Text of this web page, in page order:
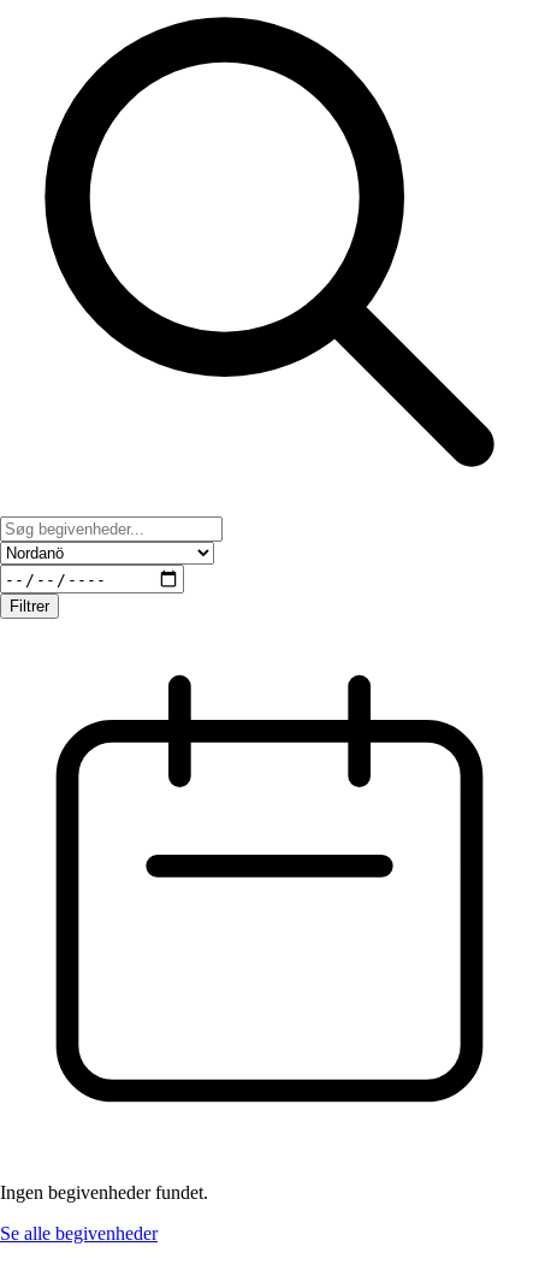
Filtrer
Ingen begivenheder fundet.
Se alle begivenheder